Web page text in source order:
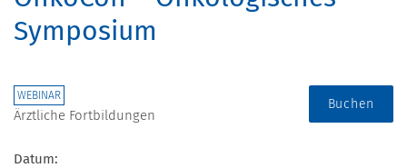
Symposium
WEBINAR
Ärztliche Fortbildungen
Buchen
Datum: